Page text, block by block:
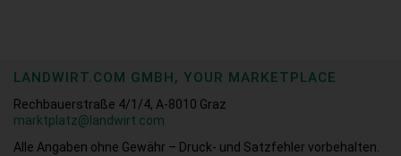
LANDWIRT.COM GMBH, YOUR MARKETPLACE
Rechbauerstraße 4/1/4, A-8010 Graz
marktplatz@landwirt.com
Alle Angaben ohne Gewähr – Druck- und Satzfehler vorbehalten.